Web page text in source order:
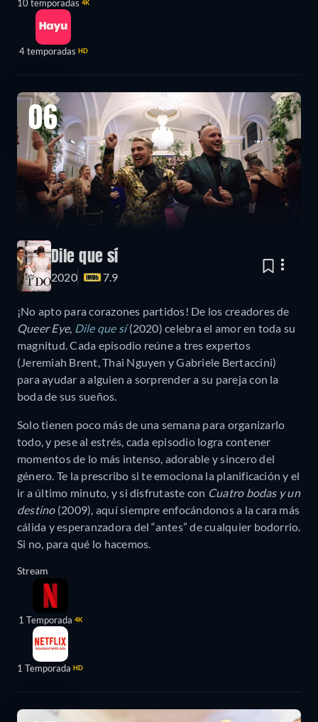
10 temporadas 4K
4 temporadas HD
06
Dile que sí
2020 7.9
¡No apto para corazones partidos! De los creadores de
Queer Eye, Dile que sí(2020) celebra el amor en toda su
magnitud. Cada episodio reúne a tres expertos
(Jeremiah Brent, Thai Nguyen y Gabriele Bertaccini)
para ayudar a alguien a sorprender a su pareja con la
boda de sus sueños.
Solo tienen poco más de una semana para organizarlo
todo, y pese al estrés, cada episodio logra contener
momentos de lo más intenso, adorable y sincero del
género. Te la prescribo si te emociona la planificación y el
ir a último minuto, y si disfrutaste con Cuatro bodas y un
destino(2009), aquí siempre enfocándonos a la cara más
cálida y esperanzadora del “antes” de cualquier bodorrio.
Si no, para qué lo hacemos.
Stream
1 Temporada 4K
1 Temporada HD